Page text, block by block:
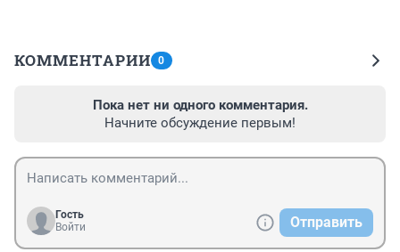
КОММЕНТАРИИ 0
Пока нет ни одного комментария.
Начните обсуждение первым!
Гость
Войти
Отправить